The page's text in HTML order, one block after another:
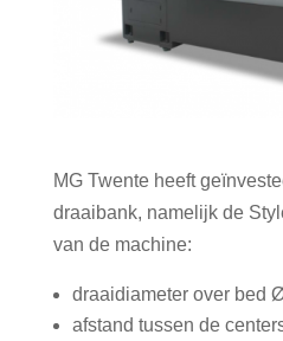
MG Twente heeft
draaibank, namelijk de
van de machine:
draaidiameter over bed
afstand tussen de